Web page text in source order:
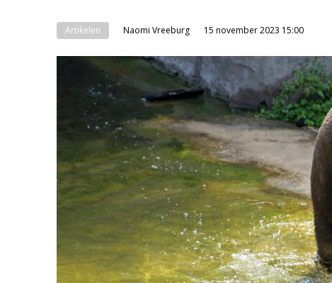
Artikelen Naomi Vreeburg 15 november 2023 15:00